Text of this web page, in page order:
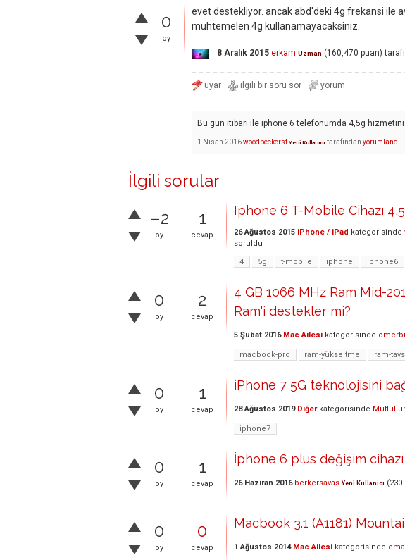
0
oy
evet destekliyor. ancak abd'deki 4g frekansi ile
muhtemelen 4g kullanamayacaksiniz.
8 Aralık 2015 erkam Uzman (160,470 puan)
Bu gün itibari ile iphone 6 telefonumda 4,5g
1 Nisan 2016woodpeckerst Yeni Kullanıcı tarafından yorumlandı
İlgili sorular
–2
oy
1
cevap
Iphone 6 T-Mobile Cihazı
26 Ağustos 2015 iPhone / iPad kategorisinde
soruldu
4
5g t-mobile iphone iphone6
0
oy
2
cevap
4 GB 1066 MHz Ram Mid-
Ram'i destekler mi?
5 Şubat 2016 Mac Ailesi kategorisinde
macbook-pro ram-yükseltme ram-
0
oy
1
cevap
iPhone 7 5G teknolojisini
28 Ağustos 2019 Diğerkategorisinde
iphone7
0
oy
1
cevap
İphone 6 plus değişim cihazı
26 Haziran 2016 berkersavas Yeni Kullanıcı (230
0
oy
0
cevap
Macbook 3.1 (A1181)
1 Ağustos 2014 Mac Ailesi kategorisinde